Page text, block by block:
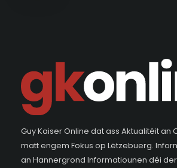
Guy Kaiser Online dat ass Aktualitéit an
matt engem Fokus op Lëtzebuerg.
an Hannergrond Informatiounen déi